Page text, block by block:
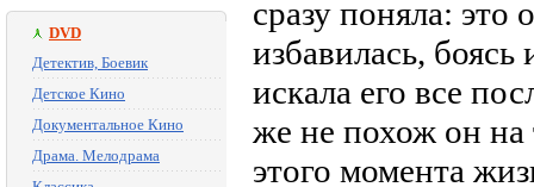
DVD
Детектив, Боевик
Детское Кино
Документальное Кино
Драма. Мелодрама
сразу поняла:
избавилась,
искала его все
же не похож он на
этого момента